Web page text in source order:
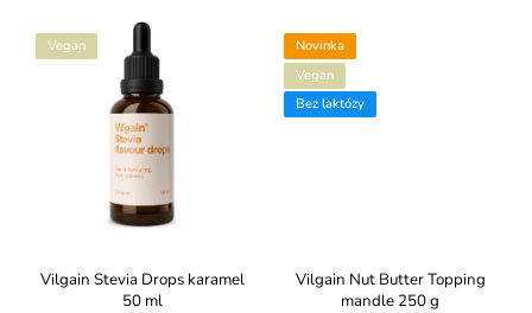
Vegan
Vilgain Stevia Drops karamel
50 ml
Novinka
Vegan
Bez laktózy
Vilgain Nut Butter Topping
mandle 250 g